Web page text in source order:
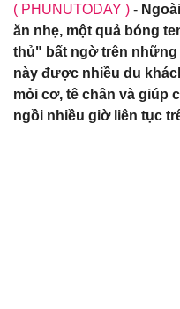
( PHUNUTODAY ) -
ăn nhẹ, một quả bóng
thủ" bất ngờ trên những
này được nhiều du
mỏi cơ, tê chân và giúp
ngồi nhiều giờ liên tục